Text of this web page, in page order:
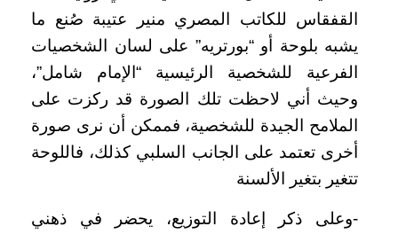
القفقاس للكاتب المصري منير عتيبة صُنع ما
يشبه بلوحة أو “بورتريه” على لسان الشخصيات
الفرعية للشخصية الرئيسية “الإمام شامل”،
وحيث أني لاحظت تلك الصورة قد ركزت على
الملامح الجيدة للشخصية، فممكن أن نرى صورة
أخرى تعتمد على الجانب السلبي كذلك، فاللوحة
تتغير بتغير الألسنة
-وعلى ذكر إعادة التوزيع، يحضر في ذهني